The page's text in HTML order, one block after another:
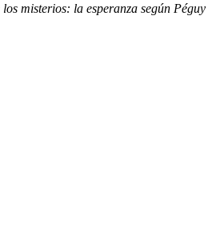
misterios: la esperanza según Péguy